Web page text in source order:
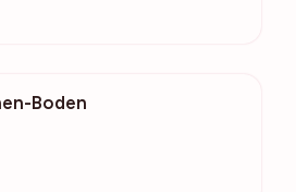
Boden